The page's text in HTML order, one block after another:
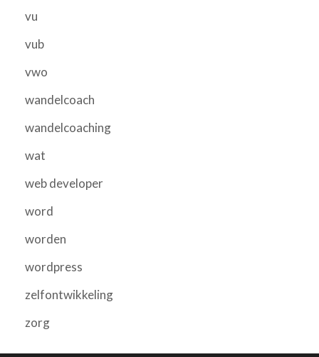
vu
vub
vwo
wandelcoach
wandelcoaching
wat
web developer
word
worden
wordpress
zelfontwikkeling
zorg